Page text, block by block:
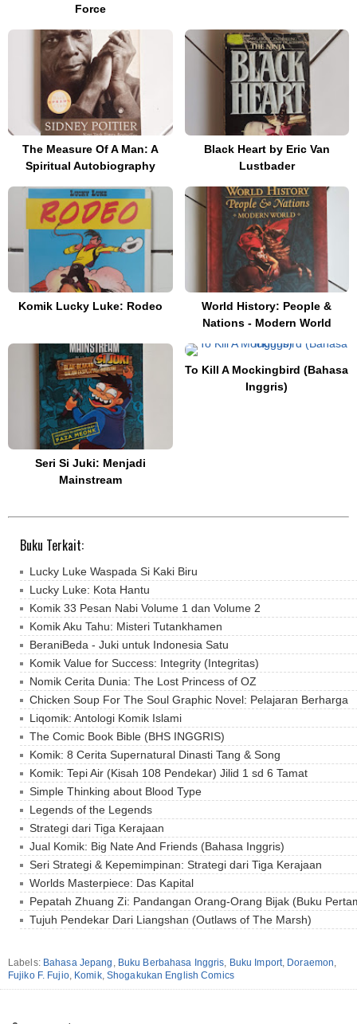
Force
The Measure Of A Man: A
Spiritual Autobiography
Black Heart by Eric Van
Lustbader
Komik Lucky Luke: Rodeo
World History: People &
Nations - Modern World
Seri Si Juki: Menjadi
Mainstream
To Kill A Mockingbird (Bahasa
Inggris)
Buku Terkait:
Lucky Luke Waspada Si Kaki Biru
Lucky Luke: Kota Hantu
Komik 33 Pesan Nabi Volume 1 dan Volume 2
Komik Aku Tahu: Misteri Tutankhamen
BeraniBeda - Juki untuk Indonesia Satu
Komik Value for Success: Integrity (Integritas)
Nomik Cerita Dunia: The Lost Princess of OZ
Chicken Soup For The Soul Graphic Novel: Pelajaran Berharga
Liqomik: Antologi Komik Islami
The Comic Book Bible (BHS INGGRIS)
Komik: 8 Cerita Supernatural Dinasti Tang & Song
Komik: Tepi Air (Kisah 108 Pendekar) Jilid 1 sd 6 Tamat
Simple Thinking about Blood Type
Legends of the Legends
Strategi dari Tiga Kerajaan
Jual Komik: Big Nate And Friends (Bahasa Inggris)
Seri Strategi & Kepemimpinan: Strategi dari Tiga Kerajaan
Worlds Masterpiece: Das Kapital
Pepatah Zhuang Zi: Pandangan Orang-Orang Bijak (Buku
Tujuh Pendekar Dari Liangshan (Outlaws of The Marsh)
Labels: Bahasa Jepang , Buku Berbahasa Inggris, Buku Import, Doraemon,
Fujiko F. Fujio, Komik, Shogakukan English Comics